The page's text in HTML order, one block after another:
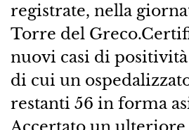
registrate, nella
Torre del
nuovi casi di positività
di cui un
restanti 56 in forma